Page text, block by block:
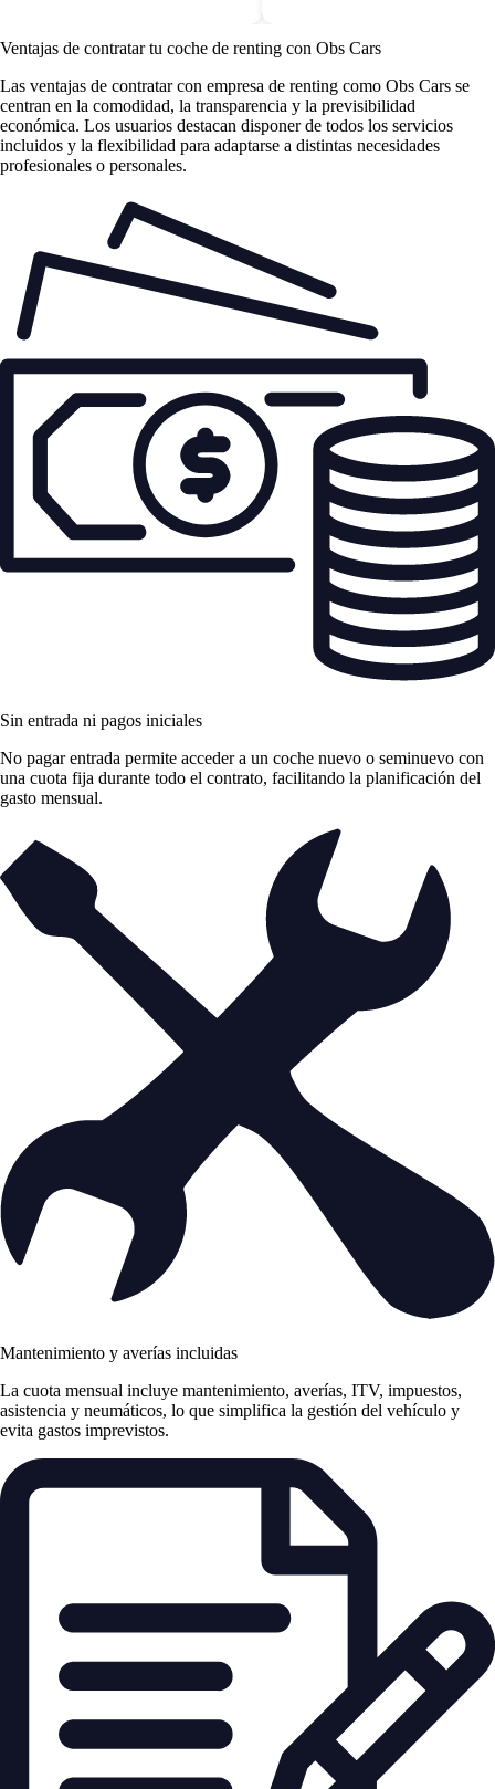
Ventajas de contratar tu coche de renting con Obs Cars
Las ventajas de contratar con empresa de renting como Obs Cars se
centran en la comodidad, la transparencia y la previsibilidad
económica. Los usuarios destacan disponer de todos los servicios
incluidos y la flexibilidad para adaptarse a distintas necesidades
profesionales o personales.
Sin entrada ni pagos iniciales
No pagar entrada permite acceder a un coche nuevo o seminuevo con
una cuota fija durante todo el contrato, facilitando la planificación del
gasto mensual.
Mantenimiento y averías incluidas
La cuota mensual incluye mantenimiento, averías, ITV, impuestos,
asistencia y neumáticos, lo que simplifica la gestión del vehículo y
evita gastos imprevistos.